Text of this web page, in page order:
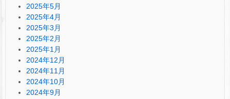
2025年5月
2025年4月
2025年3月
2025年2月
2025年1月
2024年12月
2024年11月
2024年10月
2024年9月